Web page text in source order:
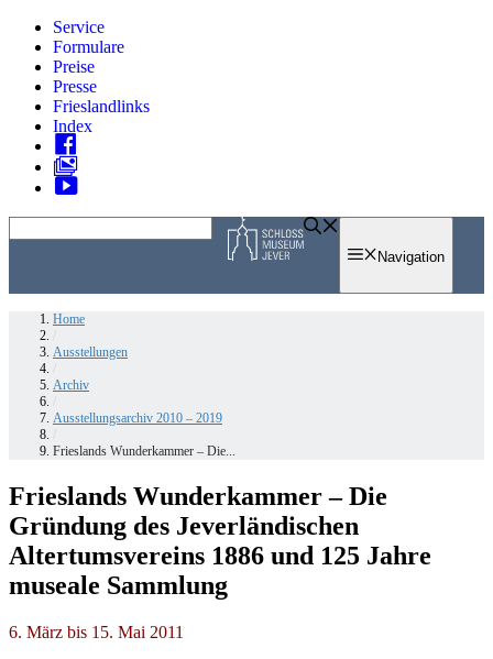
Zum
Inhalt
springen
Service
Formulare
Preise
Presse
Frieslandlinks
Index
to
Navigation
Home
Ausstellungen
Archiv
Ausstellungsarchiv 2010 – 2019
Frieslands Wunderkammer – Die...
Frieslands Wunderkammer – Die
Gründung des Jeverländischen
Altertumsvereins 1886 und 125 Jahre
museale Sammlung
6. März bis 15. Mai 2011